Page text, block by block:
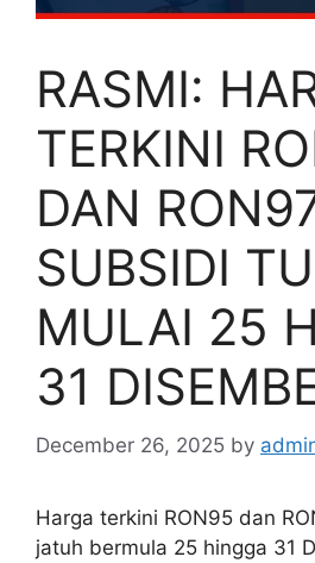
RASMI:
TERKINI
DAN
SUBSIDI
MULAI 25
31
December 26, 2025 by
Harga terkini RON95 dan
jatuh bermula 25 hingga 31